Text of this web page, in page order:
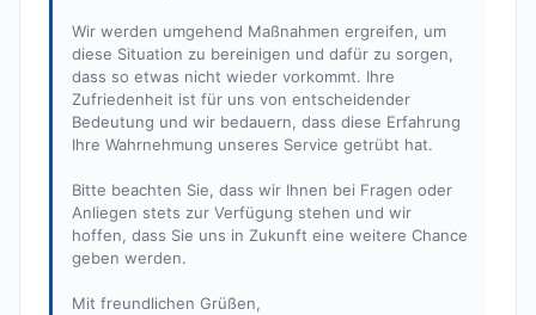
Wir werden umgehend Maßnahmen ergreifen, um
diese Situation zu bereinigen und dafür zu sorgen,
dass so etwas nicht wieder vorkommt. Ihre
Zufriedenheit ist für uns von entscheidender
Bedeutung und wir bedauern, dass diese Erfahrung
Ihre Wahrnehmung unseres Service getrübt hat.
Bitte beachten Sie, dass wir Ihnen bei Fragen oder
Anliegen stets zur Verfügung stehen und wir
hoffen, dass Sie uns in Zukunft eine weitere Chance
geben werden.
Mit freundlichen Grüßen,